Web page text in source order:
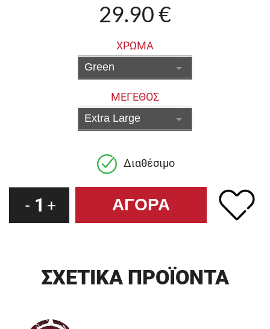
29.90 €
ΧΡΩΜΑ
ΜΕΓΕΘΟΣ
Διαθέσιμο
- 1 +
ΣΧΕΤΙΚΑ ΠΡΟΪΟΝΤΑ